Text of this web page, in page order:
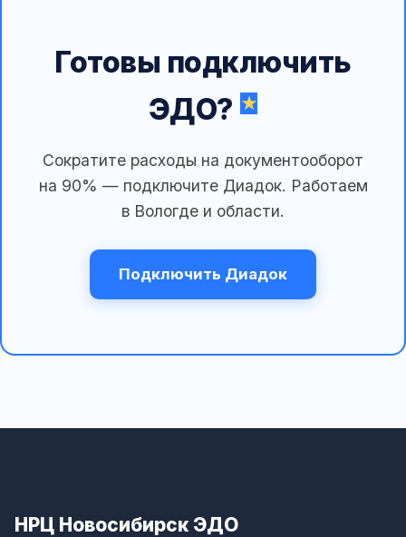
Готовы подключить
ЭДО?
Сократите расходы на документооборот
на 90% — подключите Диадок. Работаем
в Вологде и области.
Подключить Диадок
НРЦ Новосибирск ЭДО